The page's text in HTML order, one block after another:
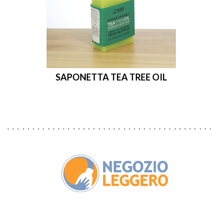
SAPONETTA TEA TREE OIL